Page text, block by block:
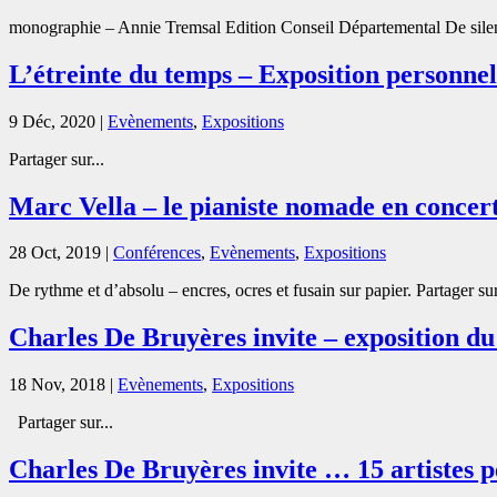
monographie – Annie Tremsal Edition Conseil Départemental De
L’étreinte du temps – Exposition
9 Déc, 2020 | Evènements, Expositions
Partager sur...
Marc Vella – le pianiste nomade en
28 Oct, 2019 | Conférences, Evènements, Expositions
De rythme et d’absolu – encres, ocres et fusain sur papier. Partager
Charles De Bruyères invite – exposition
18 Nov, 2018 | Evènements, Expositions
Partager sur...
Charles De Bruyères invite … 15 artistes